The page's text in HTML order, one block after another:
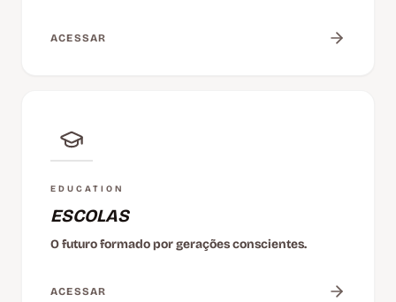
ACESSAR
EDUCATION
ESCOLAS
O futuro formado por gerações conscientes.
ACESSAR